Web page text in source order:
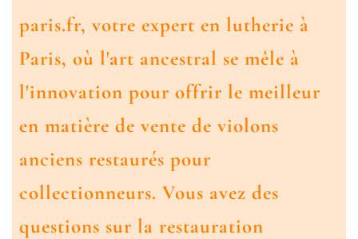
paris.fr, votre expert en lutherie à
Paris, où l'art ancestral se mêle à
l'innovation pour offrir le meilleur
en matière de vente de violons
anciens restaurés pour
collectionneurs. Vous avez des
questions sur la restauration